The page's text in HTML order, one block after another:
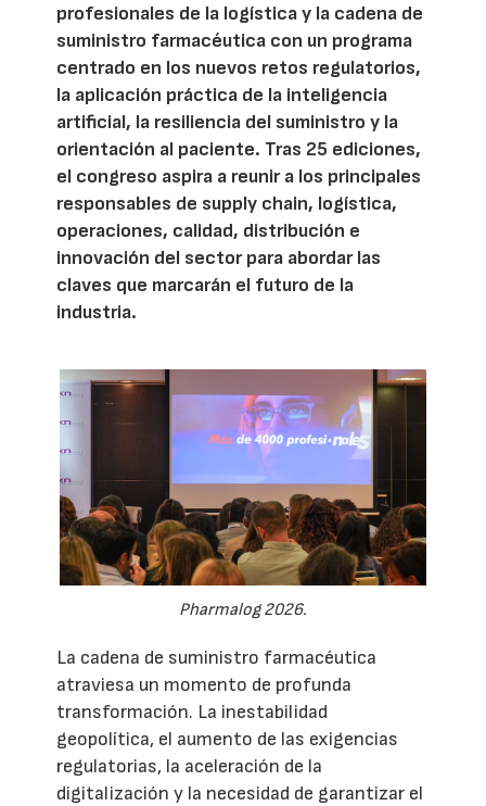
profesionales de la logística y la cadena de
suministro farmacéutica con un programa
centrado en los nuevos retos regulatorios,
la aplicación práctica de la inteligencia
artificial, la resiliencia del suministro y la
orientación al paciente. Tras 25 ediciones,
el congreso aspira a reunir a los principales
responsables de supply chain, logística,
operaciones, calidad, distribución e
innovación del sector para abordar las
claves que marcarán el futuro de la
industria.
Pharmalog 2026.
La cadena de suministro farmacéutica
atraviesa un momento de profunda
transformación. La inestabilidad
geopolítica, el aumento de las exigencias
regulatorias, la aceleración de la
digitalización y la necesidad de garantizar el